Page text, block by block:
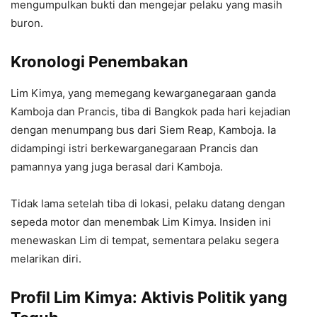
mengumpulkan bukti dan mengejar pelaku yang masih
buron.
Kronologi Penembakan
Lim Kimya, yang memegang kewarganegaraan ganda
Kamboja dan Prancis, tiba di Bangkok pada hari kejadian
dengan menumpang bus dari Siem Reap, Kamboja. Ia
didampingi istri berkewarganegaraan Prancis dan
pamannya yang juga berasal dari Kamboja.
Tidak lama setelah tiba di lokasi, pelaku datang dengan
sepeda motor dan menembak Lim Kimya. Insiden ini
menewaskan Lim di tempat, sementara pelaku segera
melarikan diri.
Profil Lim Kimya: Aktivis Politik yang